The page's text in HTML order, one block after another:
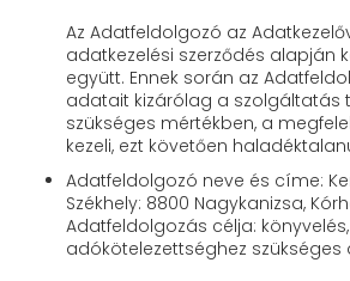
Az Adatfeldolgozó az
adatkezelési szerződés alapján
együtt. Ennek során az
adatait kizárólag a szolgáltatás
szükséges mértékben, a
kezeli, ezt követően
Adatfeldolgozó neve és címe:
Székhely: 8800 Nagykanizsa,
Adatfeldolgozás célja: könyvelés,
adókötelezettséghez